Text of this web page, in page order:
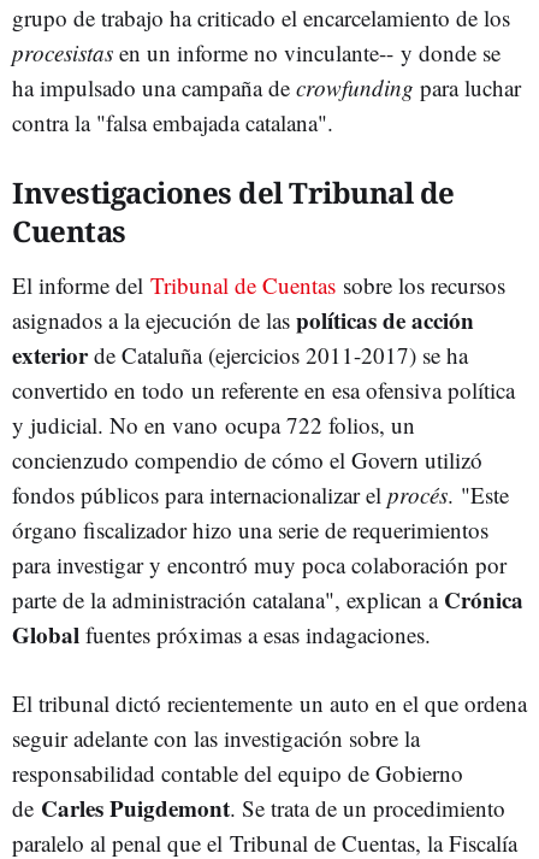
grupo de trabajo ha criticado el encarcelamiento de los
procesistas en un informe no vinculante-- y donde se
ha impulsado una campaña de crowfunding para luchar
contra la "falsa embajada catalana".
Investigaciones del Tribunal de
Cuentas
El informe del Tribunal de Cuentas sobre los recursos
asignados a la ejecución de las políticas de acción
exteriorde Cataluña (ejercicios 2011-2017) se ha
convertido en todo un referente en esa ofensiva política
y judicial. No en vano ocupa 722 folios, un
concienzudo compendio de cómo el Govern utilizó
fondos públicos para internacionalizar el procés. "Este
órgano fiscalizador hizo una serie de requerimientos
para investigar y encontró muy poca colaboración por
parte de la administración catalana", explican a Crónica
Global fuentes próximas a esas indagaciones.
El tribunal dictó recientemente un auto en el que ordena
seguir adelante con las investigación sobre la
responsabilidad contable del equipo de Gobierno
de Carles Puigdemont. Se trata de un procedimiento
paralelo al penal que el Tribunal de Cuentas, la Fiscalía